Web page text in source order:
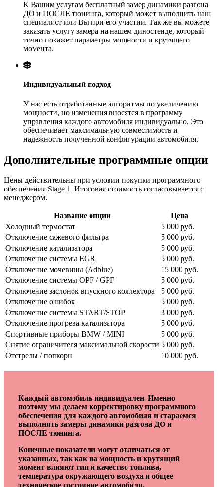
К Вашим услугам бесплатный замер динамики разгона
ДО и ПОСЛЕ тюнинга, который может выполнить наш
специалист или Вы при его участии. Так же вы можете
заказать услугу замера на нашем диностенде, который
точно покажет параметры мощности и крутящего
момента.
Индивидуальный подход
У нас есть отработанные алгоритмы по увеличению
мощности, но изменения вносятся в программу
управления каждого автомобиля индивидуально. Это
обеспечивает максимальную совместимость и
надежность полученной конфигурации автомобиля.
Дополнительные программные опции
Цены действительны при условии покупки программного
обеспечения Stage 1. Итоговая стоимость согласовывается с
менеджером.
Название опции
Цена
Холодный термостат
5 000 руб.
Отключение сажевого фильтра
5 000 руб.
Отключение катализатора
5 000 руб.
Отключение системы EGR
5 000 руб.
Отключение мочевины (Adblue)
15 000 руб.
Отключение системы OPF / GPF
5 000 руб.
Отключение заслонок впускного коллектора
5 000 руб.
Отключение ошибок
5 000 руб.
Отключение системы START/STOP
3 000 руб.
Отключение прогрева катализатора
5 000 руб.
Спортивные приборы BMW / MINI
5 000 руб.
Снятие ограничителя максимальной скорости 5 000 руб.
Отстрелы / попкорн
10 000 руб.
Каждый автомобиль индивидуален. Именно
поэтому мы делаем корректировку программного
обеспечения для каждого автомобиля и стараемся
выполнять замеры динамики разгона ДО и
ПОСЛЕ тюнинга.
Конечные показатели могут отличаться от
указанных, так как на мощность и крутящий
момент влияют тип и качество топлива,
температура окружающего воздуха и общее
техническое состояние автомобиля.